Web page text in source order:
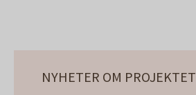
NYHETER OM PROJEKTET